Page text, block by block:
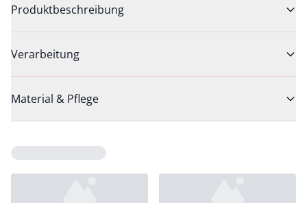
Produktbeschreibung
Verarbeitung
Material & Pflege